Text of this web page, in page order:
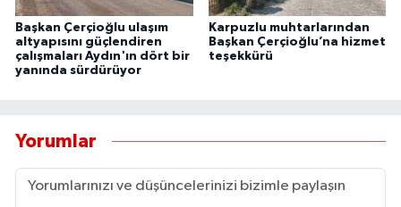
Başkan Çerçioğlu ulaşım
altyapısını güçlendiren
çalışmaları Aydın'ın dört bir
yanında sürdürüyor
Karpuzlu muhtarlarından
Başkan Çerçioğlu’na hizmet
teşekkürü
Yorumlar